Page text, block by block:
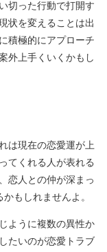
切った行動で打開す
状を変えることは出
積極的にアプローチ
外上手くいくかもし
は現在の恋愛運が上
てくれる人が表れる
恋人との仲が深まっ
もしれませんよ。
ように複数の異性か
たいのが恋愛トラブ